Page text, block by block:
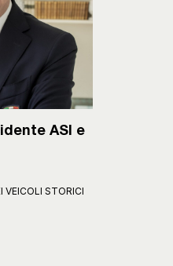
ASI e
VEICOLI STORICI